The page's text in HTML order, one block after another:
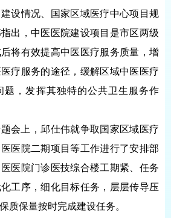
设情况、国家区域医疗中心项目规
出，中医医院建设项目是市区两级
将有效提高中医医疗服务质量，增
疗服务的途径，缓解区域中医医疗
题，发挥其独特的公共卫生服务作
上，邱仕伟就争取国家区域医疗
医院二期项目等工作进行了安排部
医院门诊医技综合楼工期紧、任务
工序，细化目标任务，层层传导压
质保量按时完成建设任务。